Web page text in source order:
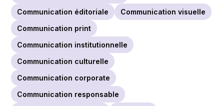
Communication éditoriale
Communication visuelle
Communication print
Communication institutionnelle
Communication culturelle
Communication corporate
Communication responsable